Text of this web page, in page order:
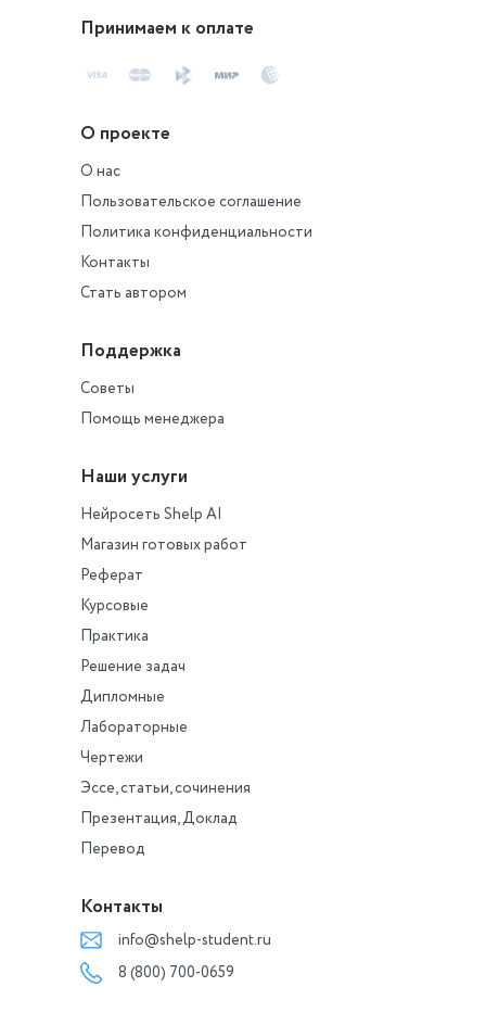
Принимаем к оплате
О проекте
О нас
Пользовательское соглашение
Политика конфиденциальности
Контакты
Стать автором
Поддержка
Советы
Помощь менеджера
Наши услуги
Нейросеть Shelp AI
Магазин готовых работ
Реферат
Курсовые
Практика
Решение задач
Дипломные
Лабораторные
Чертежи
Эссе, статьи, сочинения
Презентация, Доклад
Перевод
Контакты
info@shelp-student.ru
8 (800) 700-0659